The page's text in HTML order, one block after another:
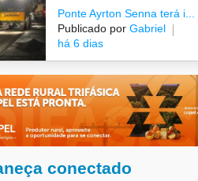
Ponte Ayrton Senna terá i...
Publicado por Gabriel
há 6 dias
conectado